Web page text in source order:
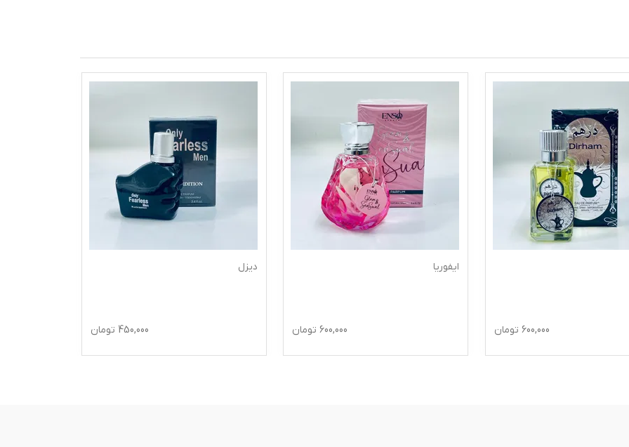
600,000 تومان
ایفوریا
600,000 تومان
دیزل
450,000 تومان